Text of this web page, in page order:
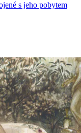
s jeho pobytem